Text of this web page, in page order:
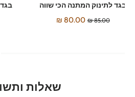
בגד לתינוק המתנה הכי שווה
85.00 ₪
80.00 ₪
שאלות